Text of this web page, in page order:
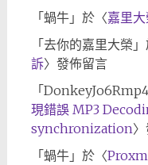
「 蝸牛」於〈嘉里
「 去你的嘉里大榮
訴〉發佈留言
「
現錯誤 MP3
synchronization
「 蝸牛」於〈